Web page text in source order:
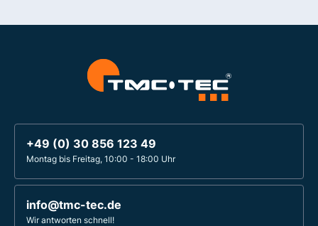
+49 (0) 30 856 123 49
Montag bis Freitag, 10:00 - 18:00 Uhr
info@tmc-tec.de
Wir antworten schnell!